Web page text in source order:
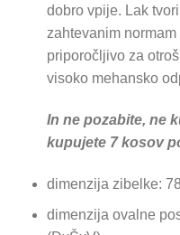
dobro vpije. Lak
zahtevanim
priporočljivo za
visoko mehansko
In ne pozabite, ne
kupujete 7 kosov
dimenzija zibelke:
dimenzija ovalne